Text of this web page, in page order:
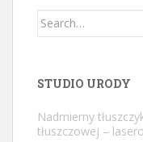
Search
STUDIO URODY
Nadmierny
tłuszczowej –